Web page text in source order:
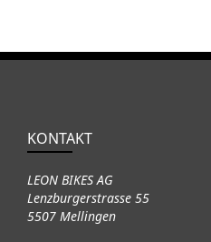
KONTAKT
LEON BIKES AG
Lenzburgerstrasse 55
5507 Mellingen